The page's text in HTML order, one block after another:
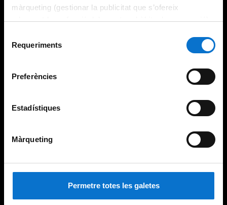
màrqueting (gestionar la publicitat que s’ofereix
adequant-la en funció dels vostres hàbits de navegació).
consultar laPolítica de galetes del lloc web de la
Requeriments
Preferències
Estadístiques
Màrqueting
Permetre totes les galetes